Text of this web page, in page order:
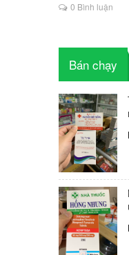
người HIV
0 Bình luận
Bán chạy